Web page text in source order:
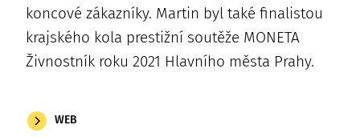
koncové zákazníky. Martin byl také finalistou
krajského kola prestižní soutěže MONETA
Živnostník roku 2021 Hlavního města Prahy.
WEB